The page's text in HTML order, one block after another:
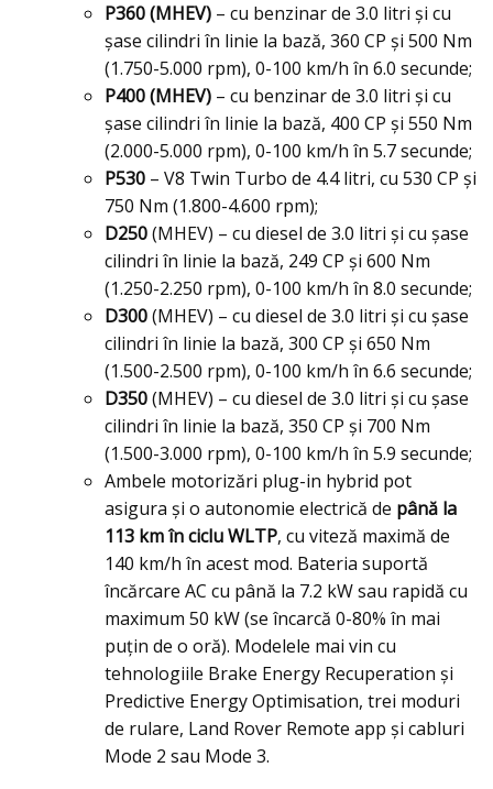
P360 (MHEV) – cu benzinar de 3.0 litri şi cu
şase cilindri în linie la bază, 360 CP şi 500 Nm
(1.750-5.000 rpm), 0-100 km/h în 6.0 secunde;
P400 (MHEV) – cu benzinar de 3.0 litri şi cu
şase cilindri în linie la bază, 400 CP şi 550 Nm
(2.000-5.000 rpm), 0-100 km/h în 5.7 secunde;
P530 – V8 Twin Turbo de 4.4 litri, cu 530 CP şi
750 Nm (1.800-4.600 rpm);
D250(MHEV) – cu diesel de 3.0 litri şi cu şase
cilindri în linie la bază, 249 CP şi 600 Nm
(1.250-2.250 rpm), 0-100 km/h în 8.0 secunde;
D300(MHEV) – cu diesel de 3.0 litri şi cu şase
cilindri în linie la bază, 300 CP şi 650 Nm
(1.500-2.500 rpm), 0-100 km/h în 6.6 secunde;
D350(MHEV) – cu diesel de 3.0 litri şi cu şase
cilindri în linie la bază, 350 CP şi 700 Nm
(1.500-3.000 rpm), 0-100 km/h în 5.9 secunde;
Ambele motorizări plug-in hybrid pot
asigura şi o autonomie electrică de până la
113 km în ciclu WLTP, cu viteză maximă de
140 km/h în acest mod. Bateria suportă
încărcare AC cu până la 7.2 kW sau rapidă cu
maximum 50 kW (se încarcă 0-80% în mai
puţin de o oră). Modelele mai vin cu
tehnologiile Brake Energy Recuperation şi
Predictive Energy Optimisation, trei moduri
de rulare, Land Rover Remote app şi cabluri
Mode 2 sau Mode 3.